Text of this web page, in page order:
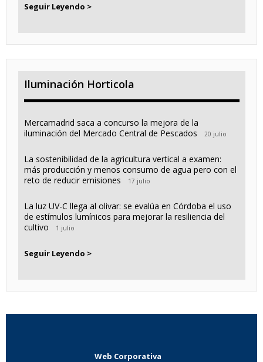
Seguir Leyendo >
Iluminación Horticola
Mercamadrid saca a concurso la mejora de la
iluminación del Mercado Central de Pescados
20 julio
La sostenibilidad de la agricultura vertical a examen:
más producción y menos consumo de agua pero con el
reto de reducir emisiones
17 julio
La luz UV-C llega al olivar: se evalúa en Córdoba el uso
de estímulos lumínicos para mejorar la resiliencia del
cultivo
1 julio
Seguir Leyendo >
Web Corporativa